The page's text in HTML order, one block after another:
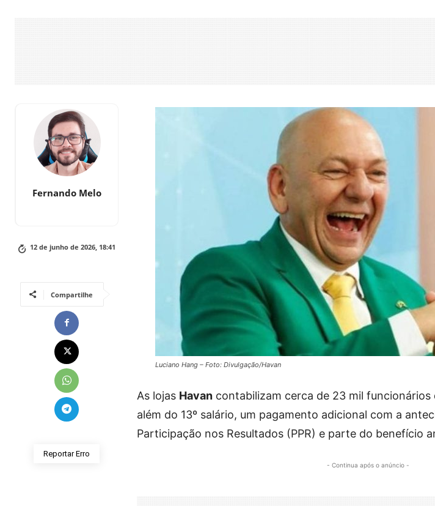
Fernando Melo
12 de junho de 2026, 18:41
Compartilhe
Reportar Erro
Luciano Hang – Foto: Divulgação/Havan
As lojas Havan contabilizam cerca de 23 mil
além do 13º salário, um pagamento adicional com a
Participação nos Resultados (PPR) e parte do benefício
- Continua após o anúncio -